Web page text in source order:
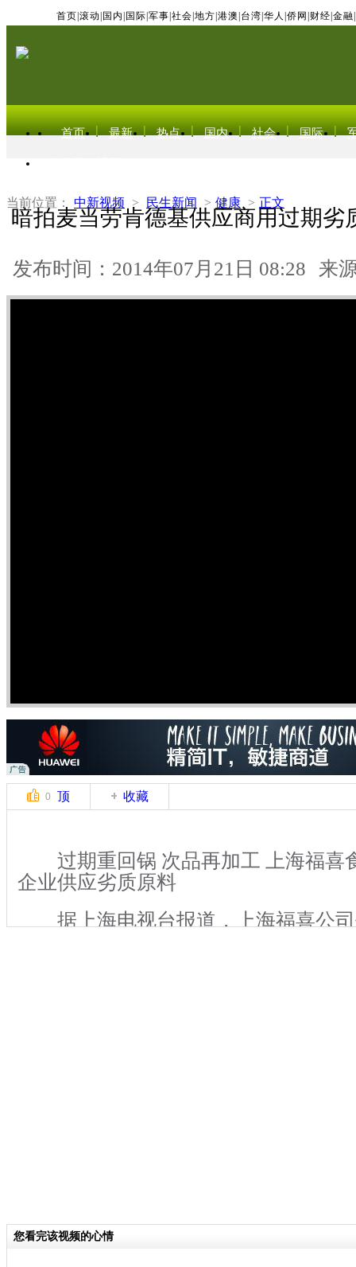
首页 滚动 国内 国际 军事 社会 地方 港澳 台湾 华人 侨网 财经 金融
首页 最新 热点 国内 社会 国际
当前位置： 中新视频 > 民生新闻 > 健康 > 正文
暗拍麦当劳肯德基供应商用过期劣
发布时间：2014年07月21日 08:28 来
0 顶 收藏
过期重回锅 次品再加工 上海福喜
企业供应劣质原料
据上海电视台报道，上海福喜公司
您看完该视频的心情